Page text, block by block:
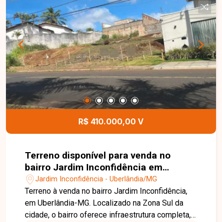
organização, sendo uma ótima opção para quem
deseja construir com qualidade de vida em um
ambiente planejado. Uma excelente oportunidade
para investir ou construir o imóvel dos seus
sonhos. Entre em contato para mais informações
e saiba mais!
R$ 410.000,00 V
Terreno disponível para venda no
bairro Jardim Inconfidência em
Uberlândia-MG
Jardim Inconfidência - Uberlândia/MG
Terreno à venda no bairro Jardim Inconfidência,
em Uberlândia-MG. Localizado na Zona Sul da
cidade, o bairro oferece infraestrutura completa,